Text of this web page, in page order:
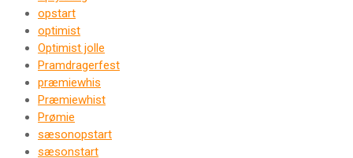
opstart
optimist
Optimist jolle
Pramdragerfest
præmiewhis
Præmiewhist
Prømie
sæsonopstart
sæsonstart